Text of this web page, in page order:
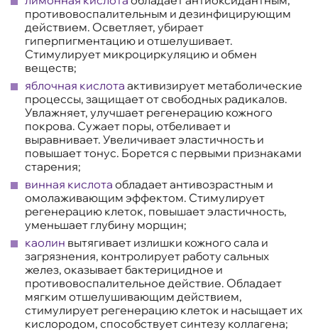
противовоспалительным и дезинфицирующим
действием. Осветляет, убирает
гиперпигментацию и отшелушивает.
Стимулирует микроциркуляцию и обмен
веществ;
яблочная кислота активизирует метаболические
процессы, защищает от свободных радикалов.
Увлажняет, улучшает регенерацию кожного
покрова. Сужает поры, отбеливает и
выравнивает. Увеличивает эластичность и
повышает тонус. Борется с первыми признаками
старения;
винная кислота обладает антивозрастным и
омолаживающим эффектом. Стимулирует
регенерацию клеток, повышает эластичность,
уменьшает глубину морщин;
каолин вытягивает излишки кожного сала и
загрязнения, контролирует работу сальных
желез, оказывает бактерицидное и
противовоспалительное действие. Обладает
мягким отшелушивающим действием,
стимулирует регенерацию клеток и насыщает их
кислородом, способствует синтезу коллагена;